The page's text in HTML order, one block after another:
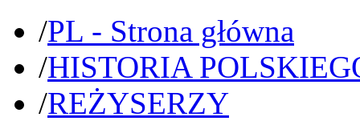
/PL - Strona główna
/HISTORIA
/REŻYSERZY